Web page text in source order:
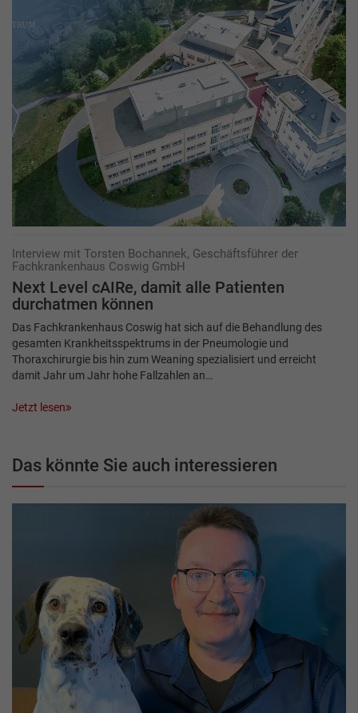
Interview mit Torsten Bochannek, Geschäftsführer der
Fachkrankenhaus Coswig GmbH
Next Level cAIRe, damit alle Patienten
durchatmen können
Das Fachkrankenhaus Coswig hat sich auf die Behandlung des
gesamten Krankheitsspektrums in der Pneumologie und
Thoraxchirurgie bis hin zum Weaning spezialisiert und erreicht
damit Jahr um Jahr hohe Fallzahlen an…
Jetzt lesen
Das könnte Sie auch interessieren